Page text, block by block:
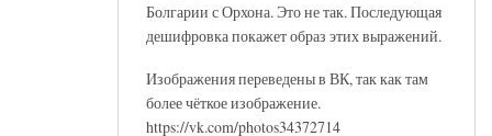
Болгарии с Орхона. Это не так. Последующая
дешифровка покажет образ этих выражений.
Изображения переведены в ВК, так как там
более чёткое изображение.
https://vk.com/photos34372714